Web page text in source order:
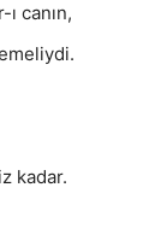
canın,
kadar.